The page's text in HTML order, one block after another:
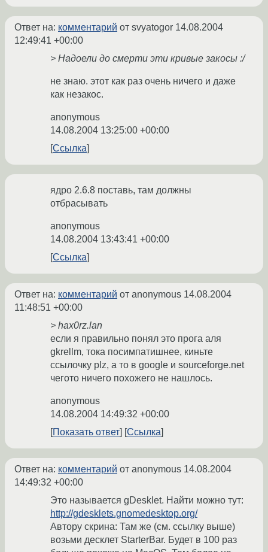
Ответ на: комментарий от svyatogor 14.08.2004
12:49:41 +00:00
> Надоели до смерти эти кривые закосы :/
не знаю. этот как раз очень ничего и даже
как незакос.
anonymous
14.08.2004 13:25:00 +00:00
Ссылка
ядро 2.6.8 поставь, там должны
отбрасывать
anonymous
14.08.2004 13:43:41 +00:00
Ссылка
Ответ на: комментарий от anonymous 14.08.2004
11:48:51 +00:00
> hax0rz.lan
если я правильно понял это прога аля
gkrellm, тока посимпатишнее, киньте
ссылочку plz, а то в google и sourceforge.net
чегото ничего похожего не нашлось.
anonymous
14.08.2004 14:49:32 +00:00
Показать ответ
Ссылка
Ответ на: комментарий от anonymous 14.08.2004
14:49:32 +00:00
Это называется gDesklet. Найти можно тут:
http://gdesklets.gnomedesktop.org/
Автору скрина: Там же (см. ссылку выше)
возьми десклет StarterBar. Будет в 100 раз